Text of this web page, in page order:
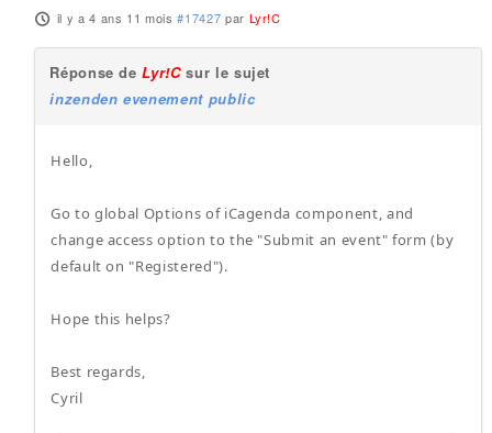
il y a 4 ans 11 mois #17427 par Lyr!C
Réponse deLyr!Csur le sujet
inzenden evenement public
Hello,
Go to global Options of iCagenda component, and
change access option to the "Submit an event" form (by
default on "Registered").
Hope this helps?
Best regards,
Cyril